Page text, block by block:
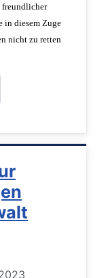
freundlicher
in diesem Zuge
nicht zu retten